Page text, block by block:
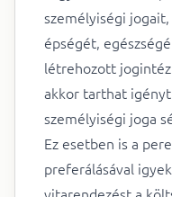
személyiségi
épségét,
létrehozott
akkor tarthat
személyiségi joga
Ez esetben is a
preferálásával